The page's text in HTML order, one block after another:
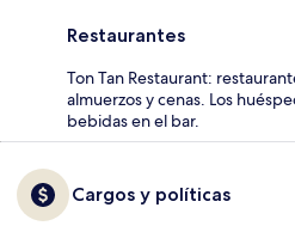
Restaurantes
Ton Tan Restaurant:
almuerzos y cenas. Los
bebidas en el bar.
Cargos y políticas